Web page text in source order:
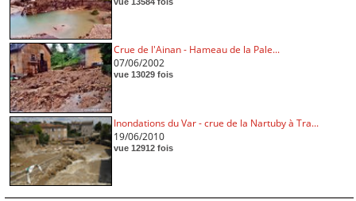
Crue de l'Ainan - Hameau de la Pale...
07/06/2002
vue 13029 fois
Inondations du Var - crue de la Nartuby à Tra...
19/06/2010
vue 12912 fois